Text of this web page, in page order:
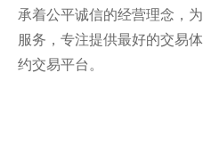
承着公平诚信的经营理念，
服务，专注提供最好的交易
约交易平台。